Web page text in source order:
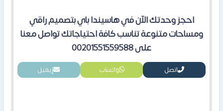
احجز وحدتك الآن في هاسيندا باي بتصميم راقي
ومساحات متنوعة تناسب كافة احتياجاتك تواصل معنا
على 00201551559588
اتصل واتساب إيميل